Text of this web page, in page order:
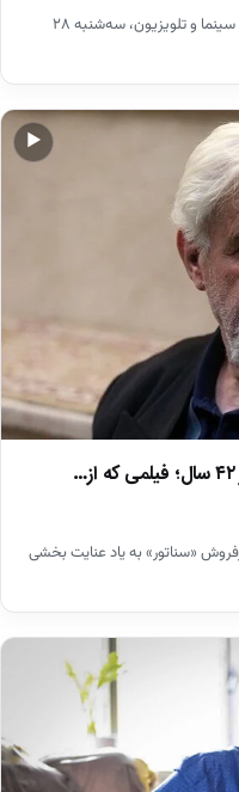
مراسم تشییع پیکر عنایت بخشی، بازیگر قدیمی سینما و تلویزیون، سه‌شنبه ۲۸
▶
«سناتور» به یاد عنایت بخشی